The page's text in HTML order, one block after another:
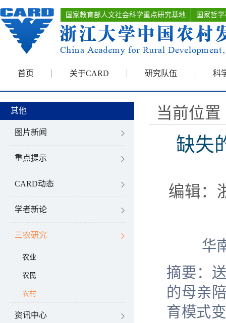
国家教育部人文社会科学重点研究基地 国家哲
首页 关于CARD 研究队伍 科
其他
图片新闻
重点提示
CARD动态
学者新论
三农研究
农业
农民
农村
资讯中心
当前位置
缺失
编辑：
华
摘要：
的母亲
育模式